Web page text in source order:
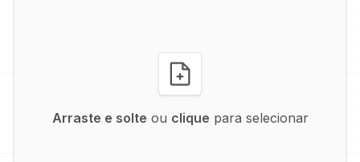
Arraste e solte ou clique para selecionar